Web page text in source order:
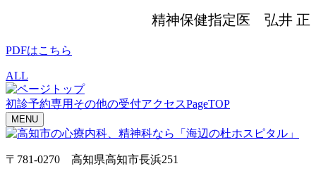
精神保健指定医 弘井 正
PDFはこちら
ALL
初診予約専用 その他の受付アクセスPageTOP
MENU
〒781-0270 高知県高知市長浜251